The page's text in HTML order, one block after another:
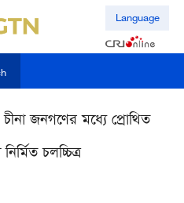
Language
জনগণের মধ্যে প্রোথিত
চলচ্চিত্র